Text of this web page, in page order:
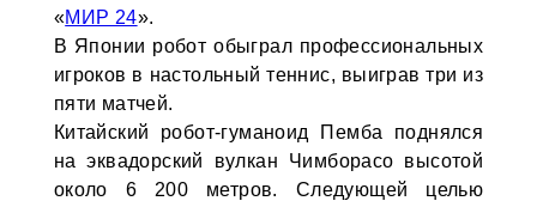
«МИР 24».
В Японии робот обыграл профессиональных
игроков в настольный теннис, выиграв три из
пяти матчей.
Китайский робот-гуманоид Пемба поднялся
на эквадорский вулкан Чимборасо высотой
около 6 200 метров. Следующей целью